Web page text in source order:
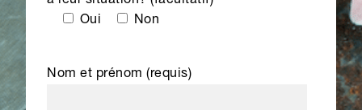
Oui
Non
Nom et prénom (requis)